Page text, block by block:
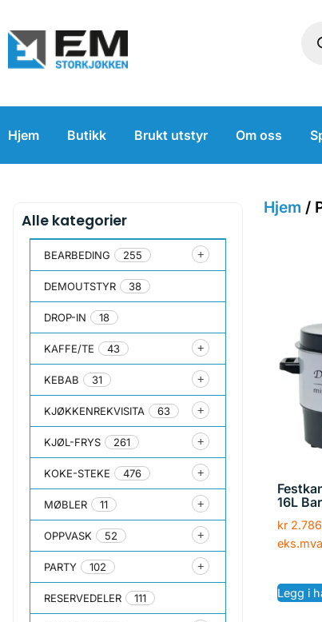
Hjem Butikk Brukt utstyr Om oss
Alle kategorier
BEARBEDING 255
DEMOUTSTYR 38
DROP-IN 18
KAFFE/TE 43
KEBAB 31
KJØKKENREKVISITA 63
KJØL-FRYS 261
KOKE-STEKE 476
MØBLER 11
OPPVASK 52
PARTY 102
RESERVEDELER 111
Hjem /
16L
kr
eks.mva
Legg i